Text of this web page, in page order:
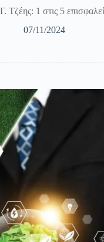
Γ. Τζέης: 1 στις 5
07/11/2024